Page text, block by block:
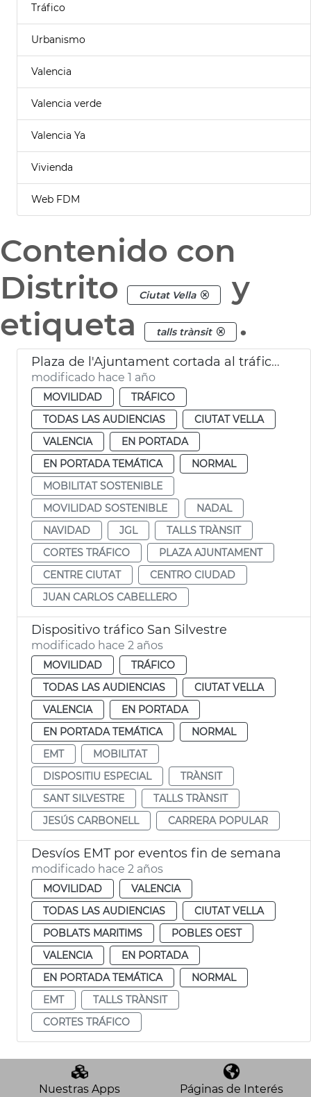
Tráfico
Urbanismo
Valencia
Valencia verde
Valencia Ya
Vivienda
Web FDM
Contenido con
Distrito
Ciutat Vella
y
etiqueta
talls trànsit .
Plaza de l'Ajuntament cortada al tráfico por Navidad
modificado hace 1 año
MOVILIDAD
TRÁFICO
TODAS LAS AUDIENCIAS
CIUTAT VELLA
VALENCIA
EN PORTADA
EN PORTADA TEMÁTICA
NORMAL
MOBILITAT SOSTENIBLE
MOVILIDAD SOSTENIBLE
NADAL
NAVIDAD
JGL
TALLS TRÀNSIT
CORTES TRÁFICO
PLAZA AJUNTAMENT
CENTRE CIUTAT
CENTRO CIUDAD
JUAN CARLOS CABELLERO
Dispositivo tráfico San Silvestre
modificado hace 2 años
MOVILIDAD
TRÁFICO
TODAS LAS AUDIENCIAS
CIUTAT VELLA
VALENCIA
EN PORTADA
EN PORTADA TEMÁTICA
NORMAL
EMT
MOBILITAT
DISPOSITIU ESPECIAL
TRÀNSIT
SANT SILVESTRE
TALLS TRÀNSIT
JESÚS CARBONELL
CARRERA POPULAR
Desvíos EMT por eventos fin de semana
modificado hace 2 años
MOVILIDAD
VALENCIA
TODAS LAS AUDIENCIAS
CIUTAT VELLA
POBLATS MARITIMS
POBLES OEST
VALENCIA
EN PORTADA
EN PORTADA TEMÁTICA
NORMAL
EMT
TALLS TRÀNSIT
CORTES TRÁFICO
Nuestras Apps Páginas de Interés